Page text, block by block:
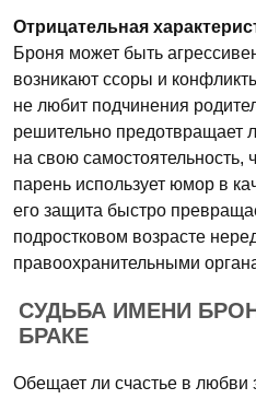
Отрицательная
Броня может быть
возникают ссоры и
не любит подчинения
решительно предотвращает
на свою самостоятельность,
парень использует юмор в
его защита быстро
подростковом возрасте
правоохранительными
СУДЬБА ИМЕНИ
БРАКЕ
Обещает ли счастье в любви